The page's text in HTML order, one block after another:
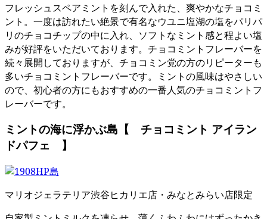
フレッシュスペアミントを刻んで入れた、爽やかなチョコミ
ント。一度は訪れたい絶景で有名なウユニ塩湖の塩をパリパ
リのチョコチップの中に入れ、ソフトなミント感と程よい塩
みが好評をいただいております。チョコミントフレーバーを
続々展開しておりますが、チョコミン党の方のリピーターも
多いチョコミントフレーバーです。ミントの風味はやさしい
ので、初心者の方にもおすすめの一番人気のチョコミントフ
レーバーです。
ミントの海に浮かぶ島【 チョコミント アイラン
ドパフェ 】
マリオジェラテリア渋谷ヒカリエ店・みなとみらい店限定